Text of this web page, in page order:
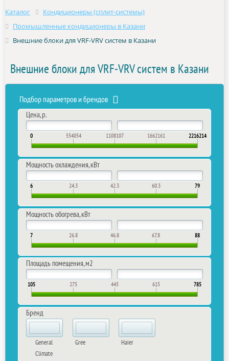
Каталог
Кондиционеры (сплит-системы)
Промышленные кондиционеры в Казани
Внешние блоки для VRF-VRV систем в Казани
Внешние блоки для VRF-VRV систем в Казани
Подбор параметров и брендов
Цена, р.
0 554054 1108107 1662161 2216214
Мощность охлаждения, кВт
6 24.3 42.3 60.3 79
Мощность обогрева, кВт
7 26.8 46.8 67.8 88
Площадь помещения, м2
105 275 445 615 785
Бренд
General
Climate
Gree Haier